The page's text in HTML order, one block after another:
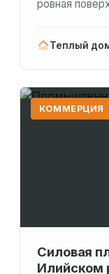
ровная
Теплый
КОММЕРЦИЯ
Силовая
Илийском